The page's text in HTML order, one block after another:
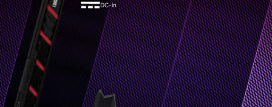
DC-in